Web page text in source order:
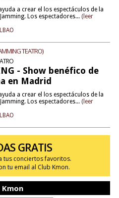
a crear el los espectáculos de la
Los espectadores... (leer
TEATRO)
- Show benéfico de
en Madrid
a crear el los espectáculos de la
Los espectadores... (leer
GRATIS
tus conciertos favoritos.
tu email al Club Kmon.